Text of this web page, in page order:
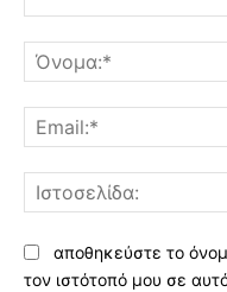
αποθηκεύστε το
τον ιστότοπό μου σε